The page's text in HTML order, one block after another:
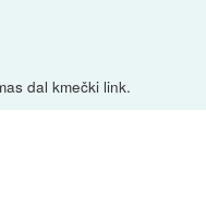
dal kmečki link.